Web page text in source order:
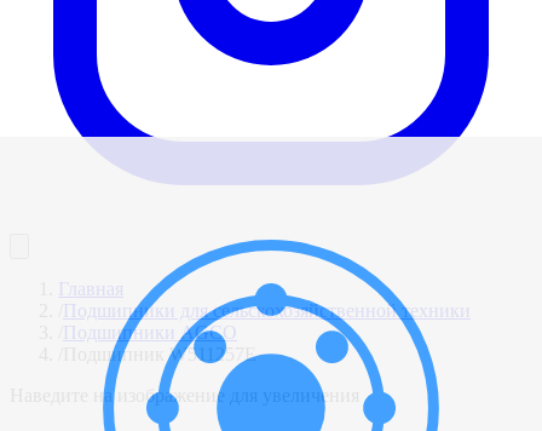
Главная
Подшипники для сельскохозяйственной техники
Подшипники AGCO
Подшипник W511257E
Наведите на изображение для увеличения